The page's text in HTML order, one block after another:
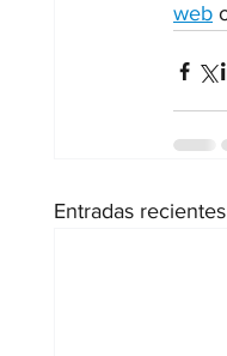
web
Entradas recientes